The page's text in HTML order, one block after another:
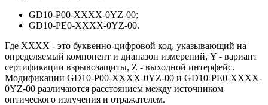
GD10-P00-XXXX-0YZ-00;
GD10-PE0-XXXX-0YZ-00.
Где XXXX - это буквенно-цифровой код, указывающий на
определяемый компонент и диапазон измерений, Y - вариант
сертификации взрывозащиты, Z - выходной интерфейс.
Модификации GD10-P00-XXXX-0YZ-00 и GD10-PE0-XXXX-
0YZ-00 различаются расстоянием между источником
оптического излучения и отражателем.